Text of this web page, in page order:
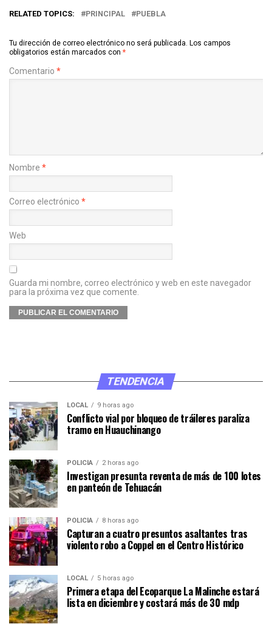
RELATED TOPICS: PRINCIPAL PUEBLA
Tu dirección de correo electrónico no será publicada. Los campos
obligatorios están marcados con *
Comentario *
Nombre *
Correo electrónico *
Web
Guarda mi nombre, correo electrónico y web en este navegador
para la próxima vez que comente.
TENDENCIA
LOCAL 9 horas ago
Conflicto vial por bloqueo de tráileres paraliza
tramo en Huauchinango
POLICÍA 2 horas ago
Investigan presunta reventa de más de 100 lotes
en panteón de Tehuacán
POLICÍA 8 horas ago
Capturan a cuatro presuntos asaltantes tras
violento robo a Coppel en el Centro Histórico
LOCAL 5 horas ago
Primera etapa del Ecoparque La Malinche estará
lista en diciembre y costará más de 30 mdp